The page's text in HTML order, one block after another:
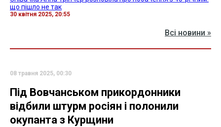
що пішло не так
30 квітня 2025, 20:55
Всі новини »
08 травня 2025, 00:30
Під Вовчанськом прикордонники
відбили штурм росіян і полонили
окупанта з Курщини